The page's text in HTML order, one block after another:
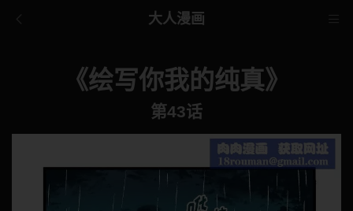
大人漫画
《绘写你我的纯真》
第43话